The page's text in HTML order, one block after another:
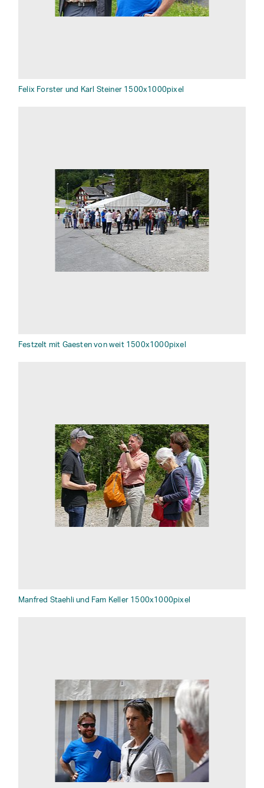
Felix Forster und Karl Steiner 1500x1000pixel
Festzelt mit Gaesten von weit 1500x1000pixel
Manfred Staehli und Fam Keller 1500x1000pixel